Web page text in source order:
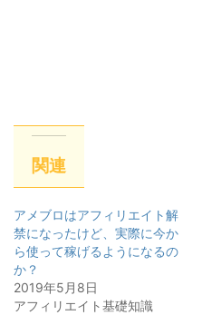
関連
アメブロはアフィリエイト解
禁になったけど、実際に今か
ら使って稼げるようになるの
か？
2019年5月8日
アフィリエイト基礎知識